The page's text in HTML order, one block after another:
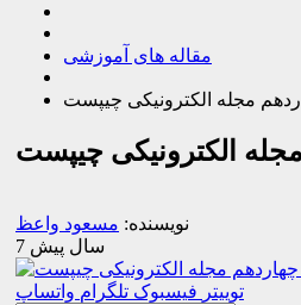
مقاله های آموزشی
مجله الکترونیکی چیپست
الکترونیکی چیپست
نویسنده: مسعود واعظ
7 سال پیش
توییتر فیسبوک تلگرام واتساپ